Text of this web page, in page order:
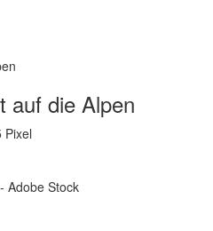
auf die Alpen
Pixel
Adobe Stock